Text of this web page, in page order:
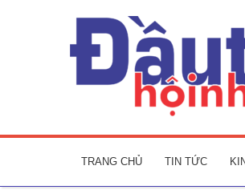
TRANG CHỦ TIN TỨC